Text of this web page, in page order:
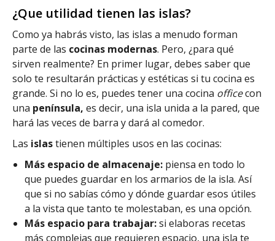
¿Que utilidad tienen las islas?
Como ya habrás visto, las islas a menudo forman
parte de las cocinas modernas. Pero, ¿para qué
sirven realmente? En primer lugar, debes saber que
solo te resultarán prácticas y estéticas si tu cocina es
grande. Si no lo es, puedes tener una cocina officecon
una península, es decir, una isla unida a la pared, que
hará las veces de barra y dará al comedor.
Las islastienen múltiples usos en las cocinas:
Más espacio de almacenaje: piensa en todo lo
que puedes guardar en los armarios de la isla. Así
que si no sabías cómo y dónde guardar esos útiles
a la vista que tanto te molestaban, es una opción.
Más espacio para trabajar:si elaboras recetas
más complejas que requieren espacio, una isla te